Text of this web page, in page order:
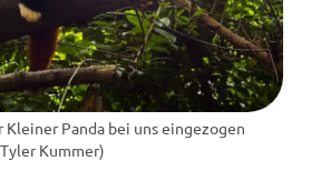
Kleiner Panda bei uns eingezogen
Kummer)